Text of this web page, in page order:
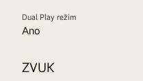
Dual Play režim
Ano
ZVUK